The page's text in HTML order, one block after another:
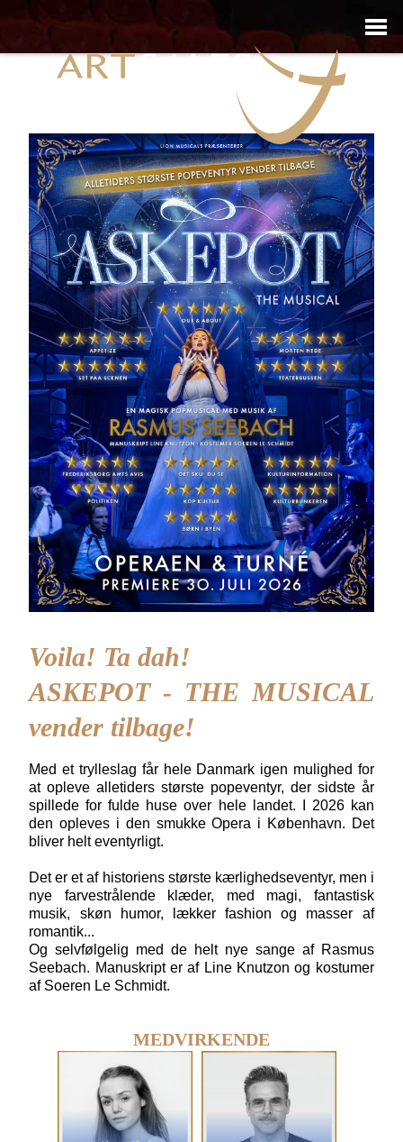
Voila! Ta dah!
ASKEPOT - THE MUSICAL
vender tilbage!
Med et trylleslag får hele Danmark igen mulighed for
at opleve alletiders største popeventyr, der sidste år
spillede for fulde huse over hele landet. I 2026 kan
den opleves i den smukke Opera i København. Det
bliver helt eventyrligt.
Det er et af historiens største kærlighedseventyr, men i
nye farvestrålende klæder, med magi, fantastisk
musik, skøn humor, lækker fashion og masser af
romantik...
Og selvfølgelig med de helt nye sange af Rasmus
Seebach. Manuskript er af Line Knutzon og kostumer
af Soeren Le Schmidt.
MEDVIRKENDE